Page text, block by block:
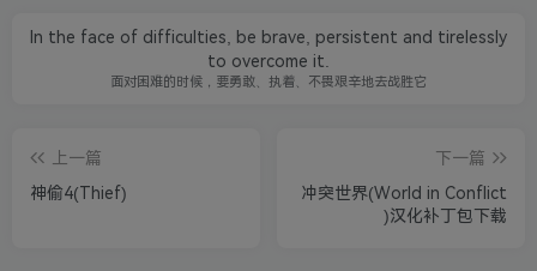
In the face of difficulties, be brave, persistent and tirelessly
to overcome it.
面对困难的时候，要勇敢、执着、不畏艰辛地去战胜它
上一篇
神偷4(Thief)
下一篇
冲突世界(World in Conflict
)汉化补丁包下载